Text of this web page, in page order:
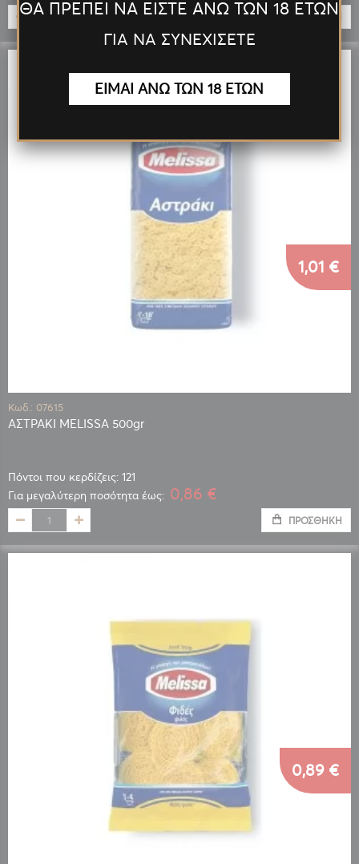
ΠΡΟΣΘΉΚΗ
Κωδ.: 07615
ΑΣΤΡΑΚΙ MELISSA 500gr
Πόντοι που κερδίζεις: 121
1,01 €
Για μεγαλύτερη ποσότητα έως: 0,86 €
ΠΡΟΣΘΉΚΗ
0,89 €
ΘΑ ΠΡΕΠΕΙ ΝΑ ΕΙΣΤΕ ΑΝΩ ΤΩΝ 18 ΕΤΩΝ
ΓΙΑ ΝΑ ΣΥΝΕΧΙΣΕΤΕ
ΕΙΜΑΙ ΑΝΩ ΤΩΝ 18 ΕΤΩΝ